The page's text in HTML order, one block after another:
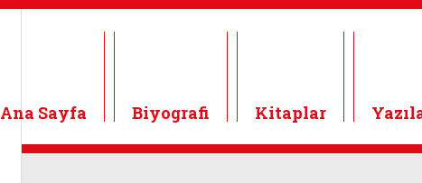
Ana Sayfa Biyografi Kitaplar